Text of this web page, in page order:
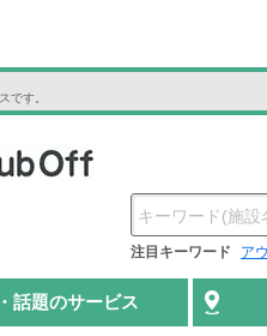
です。
注目キーワード ア
話題のサービス